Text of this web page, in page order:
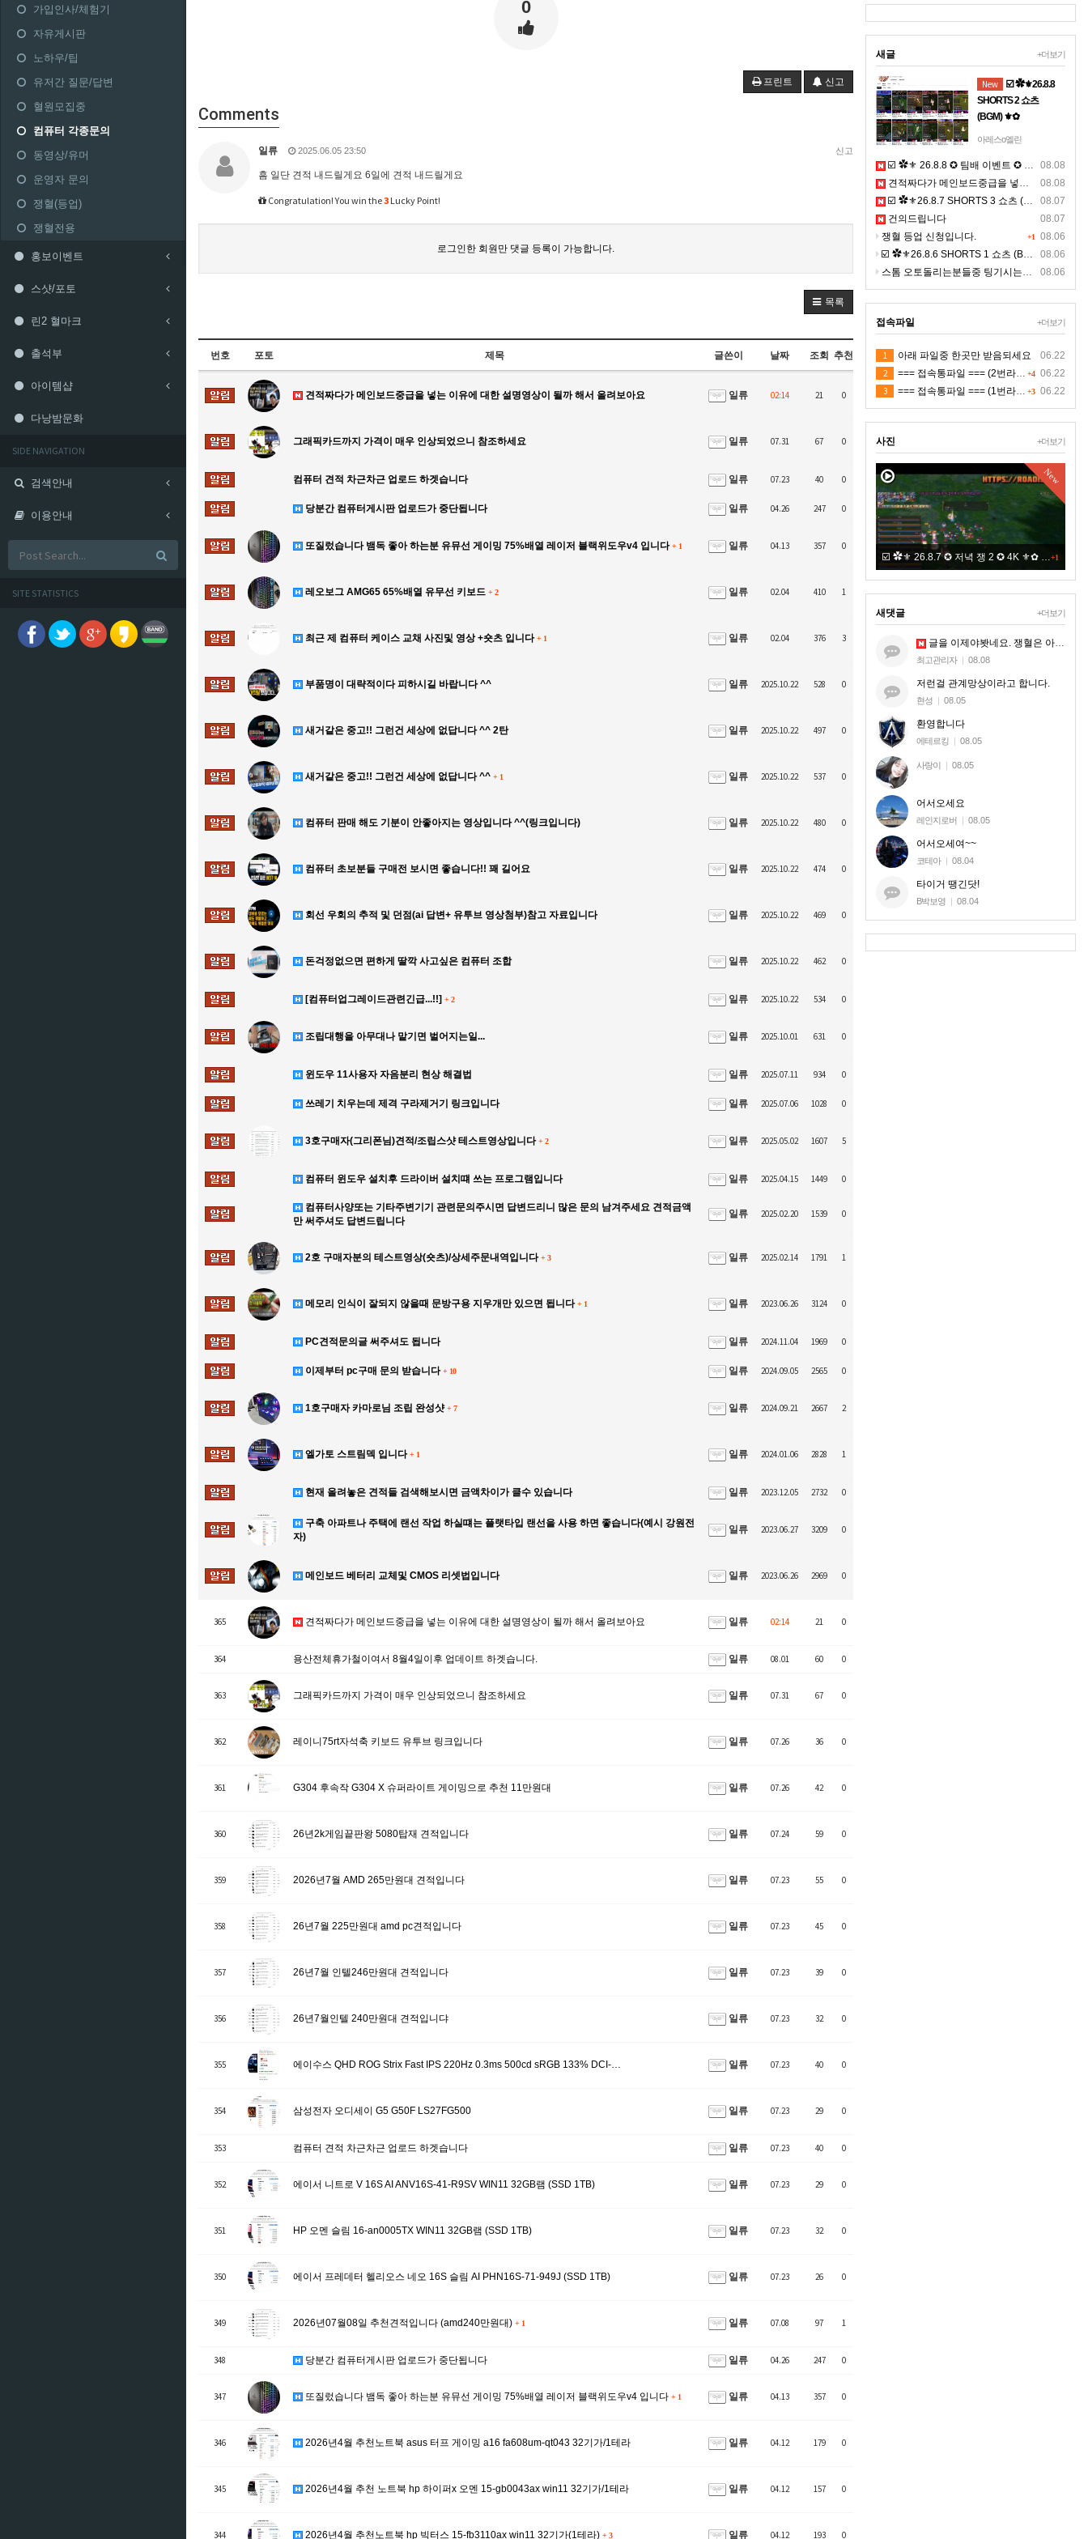
가입인사/체험기
자유게시판
노하우/팁
유저간 질문/답변
혈원모집중
컴퓨터 각종문의
동영상/유머
운영자 문의
쟁혈(등업)
쟁혈전용
홍보이벤트
스샷/포토
린2 혈마크
출석부
아이템샵
다낭밤문화
SIDE NAVIGATION
검색안내
이용안내
SITE STATISTICS
0
프린트 신고
Comments
일류 2025.06.05 23:50 신고
흠 일단 견적 내드릴게요 6일에 견적 내드릴게요
Congratulation! You win the3 Lucky Point!
로그인한 회원만 댓글 등록이 가능합니다.
목록
번호 포토 제목 글쓴이 날짜 조회 추천
견적짜다가 메인보드중급을 넣는 이유에 대한 설명영상이 될까 해서 올려보아요 일류 02:14 21 0
그래픽카드까지 가격이 매우 인상되었으니 참조하세요 일류 07.31 67 0
컴퓨터 견적 차근차근 업로드 하겟습니다 일류 07.23 40 0
당분간 컴퓨터게시판 업로드가 중단됩니다 일류 04.26 247 0
또질렀습니다 뱀독 좋아 하는분 유뮤선 게이밍 75%배열 레이저 블랙위도우v4 입니다+ 1 일류 04.13 357 0
레오보그 AMG65 65%배열 유무선 키보드 + 2 일류 02.04 410 1
최근 제 컴퓨터 케이스 교채 사진및 영상 +숏츠 입니다+ 1 일류 02.04 376 3
부품명이 대략적이다 피하시길 바랍니다 ^^ 일류 2025.10.22 528 0
새거같은 중고!! 그런건 세상에 없답니다 ^^ 2탄 일류 2025.10.22 497 0
새거같은 중고!! 그런건 세상에 없답니다 ^^ + 1 일류 2025.10.22 537 0
컴퓨터 판매 해도 기분이 안좋아지는 영상입니다 ^^(링크입니다) 일류 2025.10.22 480 0
컴퓨터 초보분들 구매전 보시면 좋습니다!! 꽤 길어요 일류 2025.10.22 474 0
회선 우회의 추적 및 던점(ai 답변+ 유투브 영상첨부)참고 자료입니다 일류 2025.10.22 469 0
돈걱정없으면 편하게 딸깍 사고싶은 컴퓨터 조합 일류 2025.10.22 462 0
[컴퓨터업그레이드관련긴급...!!] + 2 일류 2025.10.22 534 0
조립대행을 아무대나 맡기면 벌어지는일... 일류 2025.10.01 631 0
윈도우 11사용자 자음분리 현상 해결법 일류 2025.07.11 934 0
쓰레기 치우는데 제격 구라제거기 링크입니다 일류 2025.07.06 1028 0
3호구매자(그리폰님)견적/조립스샷 테스트영상입니다+ 2 일류 2025.05.02 1607 5
컴퓨터 윈도우 설치후 드라이버 설치떄 쓰는 프로그램입니다 일류 2025.04.15 1449 0
컴퓨터사양또는 기타주변기기 관련문의주시면 답변드리니 많은 문의 남겨주세요 견적금액
만 써주셔도 답변드립니다
일류 2025.02.20 1539 0
2호 구매자분의 테스트영상(숏츠)/상세주문내역입니다+ 3 일류 2025.02.14 1791 1
메모리 인식이 잘되지 않을때 문방구용 지우개만 있으면 됩니다+ 1 일류 2023.06.26 3124 0
PC견적문의글 써주셔도 됩니다 일류 2024.11.04 1969 0
이제부터 pc구매 문의 받습니다+ 10 일류 2024.09.05 2565 0
1호구매자 카마로님 조립 완성샷+ 7 일류 2024.09.21 2667 2
엘가토 스트림덱 입니다+ 1 일류 2024.01.06 2828 1
현재 올려놓은 견적들 검색해보시면 금액차이가 클수 있습니다 일류 2023.12.05 2732 0
구축 아파트나 주택에 랜선 작업 하실떄는 플랫타입 랜선을 사용 하면 좋습니다(예시 강원전
자)
일류 2023.06.27 3209 0
메인보드 베터리 교체및 CMOS 리셋법입니다 일류 2023.06.26 2969 0
365 견적짜다가 메인보드중급을 넣는 이유에 대한 설명영상이 될까 해서 올려보아요 일류 02:14 21 0
364 용산전체휴가철이여서 8월4일이후 업데이트 하겟습니다. 일류 08.01 60 0
363 그래픽카드까지 가격이 매우 인상되었으니 참조하세요 일류 07.31 67 0
362 레이니75rt자석축 키보드 유투브 링크입니다 일류 07.26 36 0
361 G304 후속작 G304 X 슈퍼라이트 게이밍으로 추천 11만원대 일류 07.26 42 0
360 26년2k게임끝판왕 5080탑재 견적입니다 일류 07.24 59 0
359 2026년7월 AMD 265만원대 견적입니다 일류 07.23 55 0
358 26년7월 225만원대 amd pc견적입니다 일류 07.23 45 0
357 26년7월 인텔246만원대 견적입니다 일류 07.23 39 0
356 26년7월인텔 240만원대 견적입니댜 일류 07.23 32 0
355 에이수스 QHD ROG Strix Fast IPS 220Hz 0.3ms 500cd sRGB 133% DCI-… 일류 07.23 40 0
354 삼성전자 오디세이 G5 G50F LS27FG500 일류 07.23 29 0
353 컴퓨터 견적 차근차근 업로드 하겟습니다 일류 07.23 40 0
352 에이서 니트로 V 16S AI ANV16S-41-R9SV WIN11 32GB램 (SSD 1TB) 일류 07.23 29 0
351 HP 오멘 슬림 16-an0005TX WIN11 32GB램 (SSD 1TB) 일류 07.23 32 0
350 에이서 프레데터 헬리오스 네오 16S 슬림 AI PHN16S-71-949J (SSD 1TB) 일류 07.23 26 0
349 2026년07월08일 추천견적입니다 (amd240만원대) + 1 일류 07.08 97 1
348 당분간 컴퓨터게시판 업로드가 중단됩니다 일류 04.26 247 0
347 또질렀습니다 뱀독 좋아 하는분 유뮤선 게이밍 75%배열 레이저 블랙위도우v4 입니다 + 1 일류 04.13 357 0
346 2026년4월 추천노트북 asus 터프 게이밍 a16 fa608um-qt043 32기가/1테라 일류 04.12 179 0
345 2026년4월 추천 노트북 hp 하이퍼x 오멘 15-gb0043ax win11 32기가/1테라 일류 04.12 157 0
344 2026년4월 추천노트북 hp 빅터스 15-fb3110ax win11 32기가(1테라) + 3 일류 04.12 193 0
+더보기
새글
New
☑️ ✿⚜26.8.8
SHORTS 2 쇼츠
(BGM) ⚜✿
☞ 아래 링크 주소를 누
보실수 있으며, ☜
https://youtube.com/shorts/
◀ 클릭 9:16 비율의 4K
숏츠 >> 폰으로 보시면
아레스o엘린
08.08
☑️ ✿⚜ 26.8.8 ✪ 팀배 이벤트 ✪ 4K ⚜✿
08.08
견적짜다가 메인보드중급을 넣는 이유에 대한 설명영상이 될까 해서 올려보아요
08.07
☑️ ✿⚜26.8.7 SHORTS 3 쇼츠 (BGM) ⚜✿
08.07
건의드립니다
+1 08.06
쟁혈 등업 신청입니다.
08.06
☑️ ✿⚜26.8.6 SHORTS 1 쇼츠 (BGM) ⚜✿
08.06
스톰 오토돌리는분들중 팅기시는분있나요 ?ㅠㅠ
+더보기
접속파일
06.22
1 아래 파일중 한곳만 받음되세요
+4 06.22
2 === 접속통파일 === (2번라인)
+3 06.22
3 === 접속통파일 === (1번라인)
+더보기
사진
New
☑️ ✿⚜ 26.8.7 ✪ 저녁 쟁 1 ✪ 4K ⚜✿ 적 ㅍㅋ
New
+1
☑️ ✿⚜ 26.8.7 ✪ 저녁 쟁 2 ✪ 4K ⚜✿ 적 ㅍㅋ
+더보기
새댓글
글을 이제야봣네요. 쟁혈은 아무혈이나 해드리는게 아니라. 지엠한테 오셔서 본케 5명맞는지 확인받으시는거세요.
최고관리자 | 08.08
저런걸 관계망상이라고 합니다.
현성 | 08.05
환영합니다
에테르킹 | 08.05
사랑이 | 08.05
어서오세요
레인지로버 | 08.05
어서오세여~~
코테아 | 08.04
타이거 땡긴닷!
B박보영 | 08.04